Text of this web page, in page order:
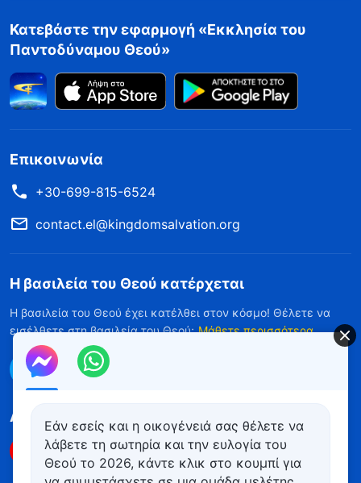
Κατεβάστε την εφαρμογή «Εκκλησία του
Παντοδύναμου Θεού»
Επικοινωνία
+30-699-815-6524
contact.el@kingdomsalvation.org
Η βασιλεία του Θεού κατέρχεται
Η βασιλεία του Θεού έχει κατέλθει στον κόσμο! Θέλετε να
εισέλθετε στη βασιλεία του Θεού; Μάθετε περισσότερα
Επικοινωνήστε μαζί μας μέσω Messenger
Ακολουθήστε μας
Εάν εσείς και η οικογένειά σας θέλετε να
λάβετε τη σωτηρία και την ευλογία του
Θεού το 2026, κάντε κλικ στο κουμπί για